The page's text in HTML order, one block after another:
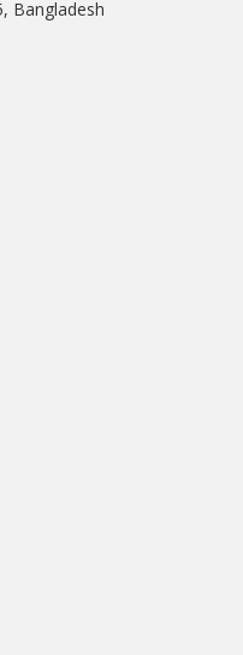
Bangladesh